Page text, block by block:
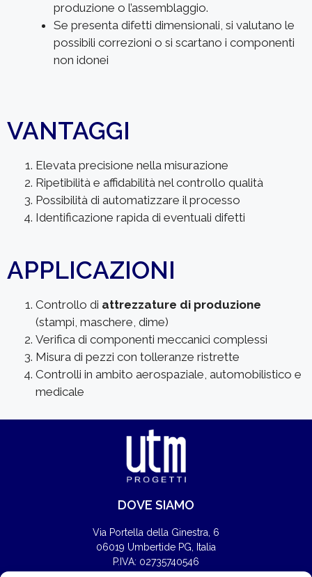
produzione o l’assemblaggio.
Se presenta difetti dimensionali, si valutano le
possibili correzioni o si scartano i componenti
non idonei
VANTAGGI
Elevata precisione nella misurazione
Ripetibilità e affidabilità nel controllo qualità
Possibilità di automatizzare il processo
Identificazione rapida di eventuali difetti
APPLICAZIONI
Controllo di attrezzature di produzione
(stampi, maschere, dime)
Verifica di componenti meccanici complessi
Misura di pezzi con tolleranze ristrette
Controlli in ambito aerospaziale, automobilistico e
medicale
DOVE SIAMO
Via Portella della Ginestra, 6
06019 Umbertide PG, Italia
P.IVA: 02735740546